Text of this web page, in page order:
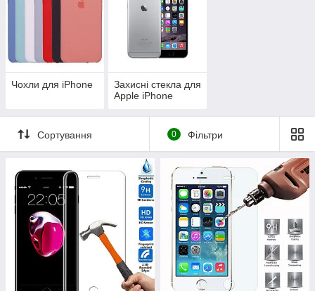
Чохли для iPhone
Захисні стекла для
Apple iPhone
Сортування 0 Фільтри